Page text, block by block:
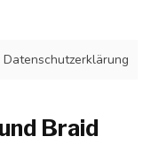
Datenschutzerklärung
Braid